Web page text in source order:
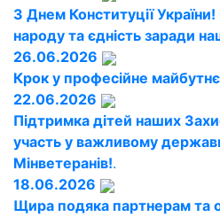
З Днем Конституції
народу та єдність заради
26.06.2026
Крок у професійне
22.06.2026
Підтримка дітей наших
участь у важливому
Мінветеранів!.
18.06.2026
Щира подяка партнерам та